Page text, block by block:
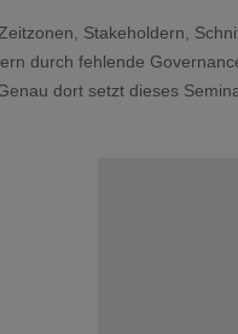
Stakeholdern,
durch fehlende
dort setzt dieses